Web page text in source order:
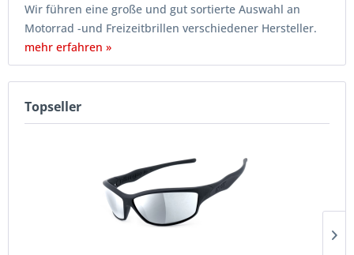
Wir führen eine große und gut sortierte Auswahl an
Motorrad -und Freizeitbrillen verschiedener Hersteller.
mehr erfahren »
Topseller